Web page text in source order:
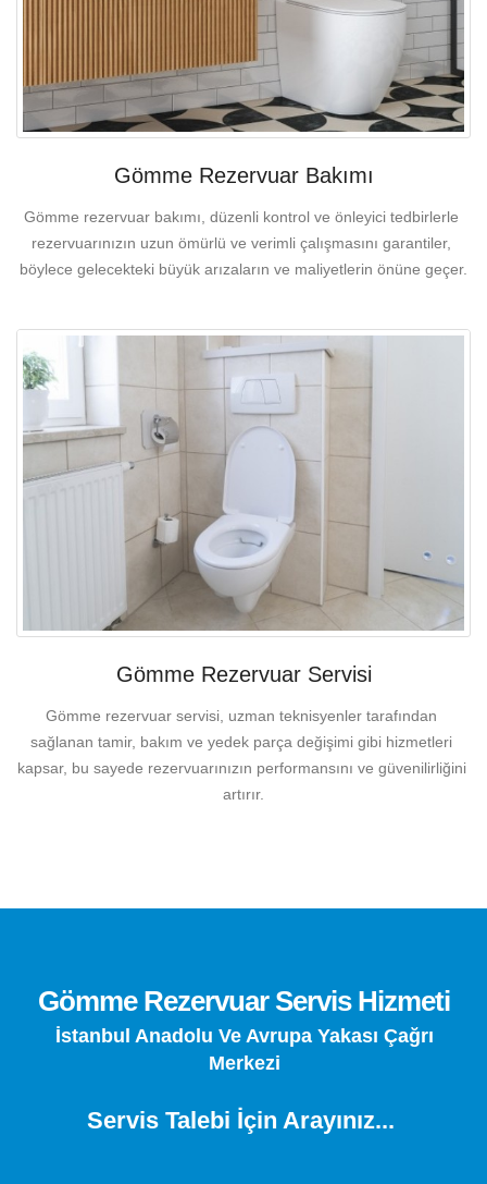
Gömme Rezervuar Bakımı
Gömme rezervuar bakımı, düzenli kontrol ve önleyici tedbirlerle
rezervuarınızın uzun ömürlü ve verimli çalışmasını garantiler,
böylece gelecekteki büyük arızaların ve maliyetlerin önüne geçer.
Gömme Rezervuar Servisi
Gömme rezervuar servisi, uzman teknisyenler tarafından
sağlanan tamir, bakım ve yedek parça değişimi gibi hizmetleri
kapsar, bu sayede rezervuarınızın performansını ve güvenilirliğini
artırır.
Gömme Rezervuar Tamir Hizmeti
Gömme Rezervuar Bakım Hizmeti
Gömme Rezervuar Tamir Hizmeti
İstanbul Anadolu Ve Avrupa Yakası Çağrı
Merkezi
Servis Talebi İçin Arayınız...